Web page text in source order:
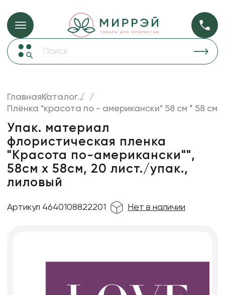
Упаковка для цветов и подарков Упаковка для
Коробки для цветов
Декор для дома
Лента
Товары для флористов
Пакеты для цветов и подарков
Декоративные вазы, кашпо
Игрушки мягкие
ГлавнаяКаталог...
Плёнка "красота по - американски" 58 см * 58 см
Упак. материал
флористическая пленка
"Красота по-американски"",
58см х 58см, 20 лист./упак.,
лиловый
Артикул 4640108822201 Нет в наличии